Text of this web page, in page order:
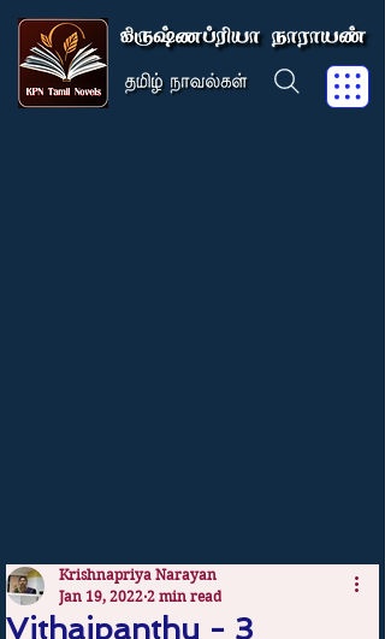
Vithaipanthu - 3
Krishnapriya Narayan
Jan 19, 2022 2 min read